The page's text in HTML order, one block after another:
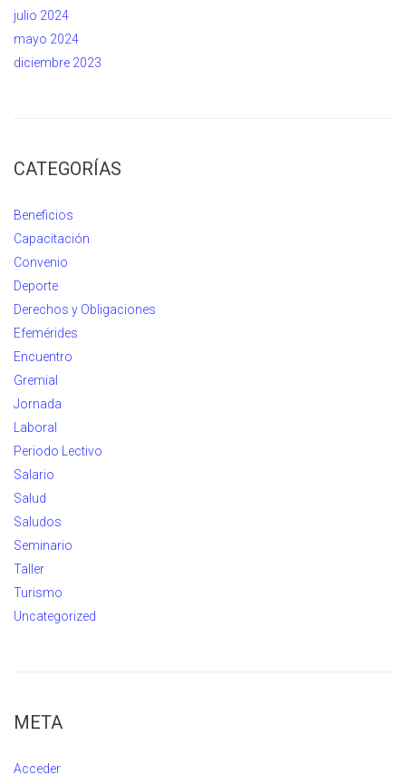
julio 2024
mayo 2024
diciembre 2023
CATEGORÍAS
Beneficios
Capacitación
Convenio
Deporte
Derechos y Obligaciones
Efemérides
Encuentro
Gremial
Jornada
Laboral
Periodo Lectivo
Salario
Salud
Saludos
Seminario
Taller
Turismo
Uncategorized
META
Acceder